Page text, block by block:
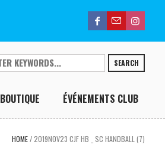
SEARCH
BOUTIQUE ÉVÉNEMENTS CLUB
HOME /2019NOV23 CJF HB _ SC HANDBALL (7)